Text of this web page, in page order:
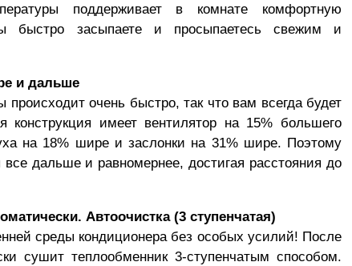
поддерживает в комнате комфортную
быстро засыпаете и просыпаетесь свежим и
и дальше
очень быстро, так что вам всегда будет
конструкция имеет вентилятор на 15% большего
на 18% шире и заслонки на 31% шире. Поэтому
дальше и равномернее, достигая расстояния до
Автоочистка (3 ступенчатая)
среды кондиционера без особых усилий! После
сушит теплообменник 3-ступенчатым способом.